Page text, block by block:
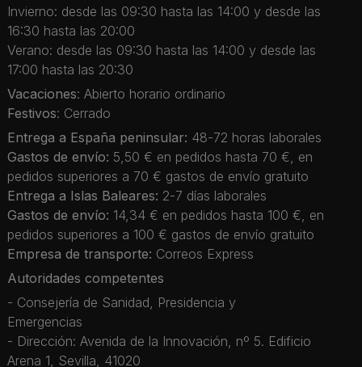
Invierno: desde las 09:30 hasta las 14:00 y desde las
16:30 hasta las 20:00
Verano: desde las 09:30 hasta las 14:00 y desde las
17:00 hasta las 20:30
Vacaciones: Abierto horario ordinario
Festivos: Cerrado
Entrega a España peninsular: 48-72 horas laborales
Gastos de envío: 5,50 € en pedidos hasta 70 €, en
pedidos superiores a 70 € gastos de envío gratuito
Entrega a Islas Baleares: 2-7 días laborales
Gastos de envío: 14,34 € en pedidos hasta 100 €, en
pedidos superiores a 100 € gastos de envío gratuito
Empresa de transporte: Correos Express
Autoridades competentes
- Consejería de Sanidad, Presidencia y
Emergencias
- Dirección: Avenida de la Innovación, nº 5. Edificio
Arena 1, Sevilla, 41020